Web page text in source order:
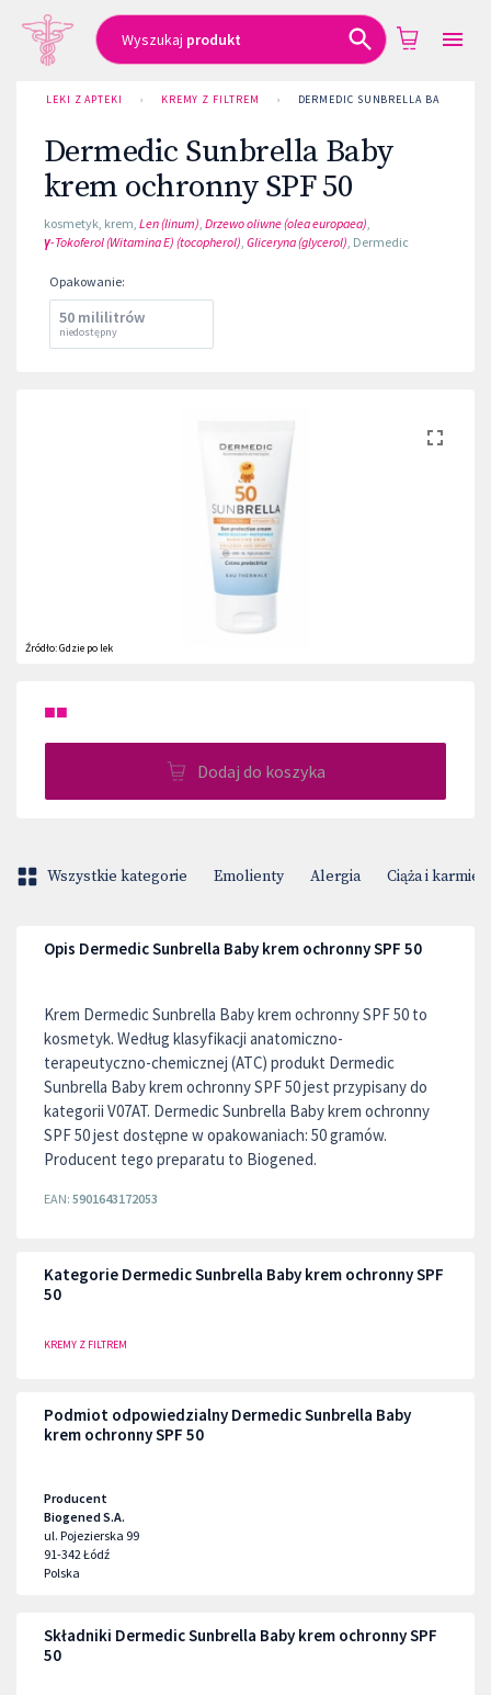
Wyszukaj produkt
LEKI Z APTEKI › KREMY Z FILTREM › DERMEDIC SUNBRELLA BABY
Dermedic Sunbrella Baby
krem ochronny SPF 50
kosmetyk, krem, Len (linum), Drzewo oliwne (olea europaea),
γ-Tokoferol (Witamina E) (tocopherol), Gliceryna (glycerol), Dermedic
Opakowanie:
50 mililitrów
niedostępny
Źródło:Gdzie po lek
■■
Dodaj do koszyka
Wszystkie kategorie Emolienty Alergia Ciąża i
Opis Dermedic Sunbrella Baby krem ochronny SPF 50
Krem Dermedic Sunbrella Baby krem ochronny SPF 50 to
kosmetyk. Według klasyfikacji anatomiczno-
terapeutyczno-chemicznej (ATC) produkt Dermedic
Sunbrella Baby krem ochronny SPF 50 jest przypisany do
kategorii V07AT. Dermedic Sunbrella Baby krem ochronny
SPF 50 jest dostępne w opakowaniach: 50 gramów.
Producent tego preparatu to Biogened.
EAN: 5901643172053
Kategorie Dermedic Sunbrella Baby krem ochronny SPF
50
KREMY Z FILTREM
Podmiot odpowiedzialny Dermedic Sunbrella Baby
krem ochronny SPF 50
Producent
Biogened S.A.
ul. Pojezierska 99
91-342Łódź
Polska
Składniki Dermedic Sunbrella Baby krem ochronny SPF
50